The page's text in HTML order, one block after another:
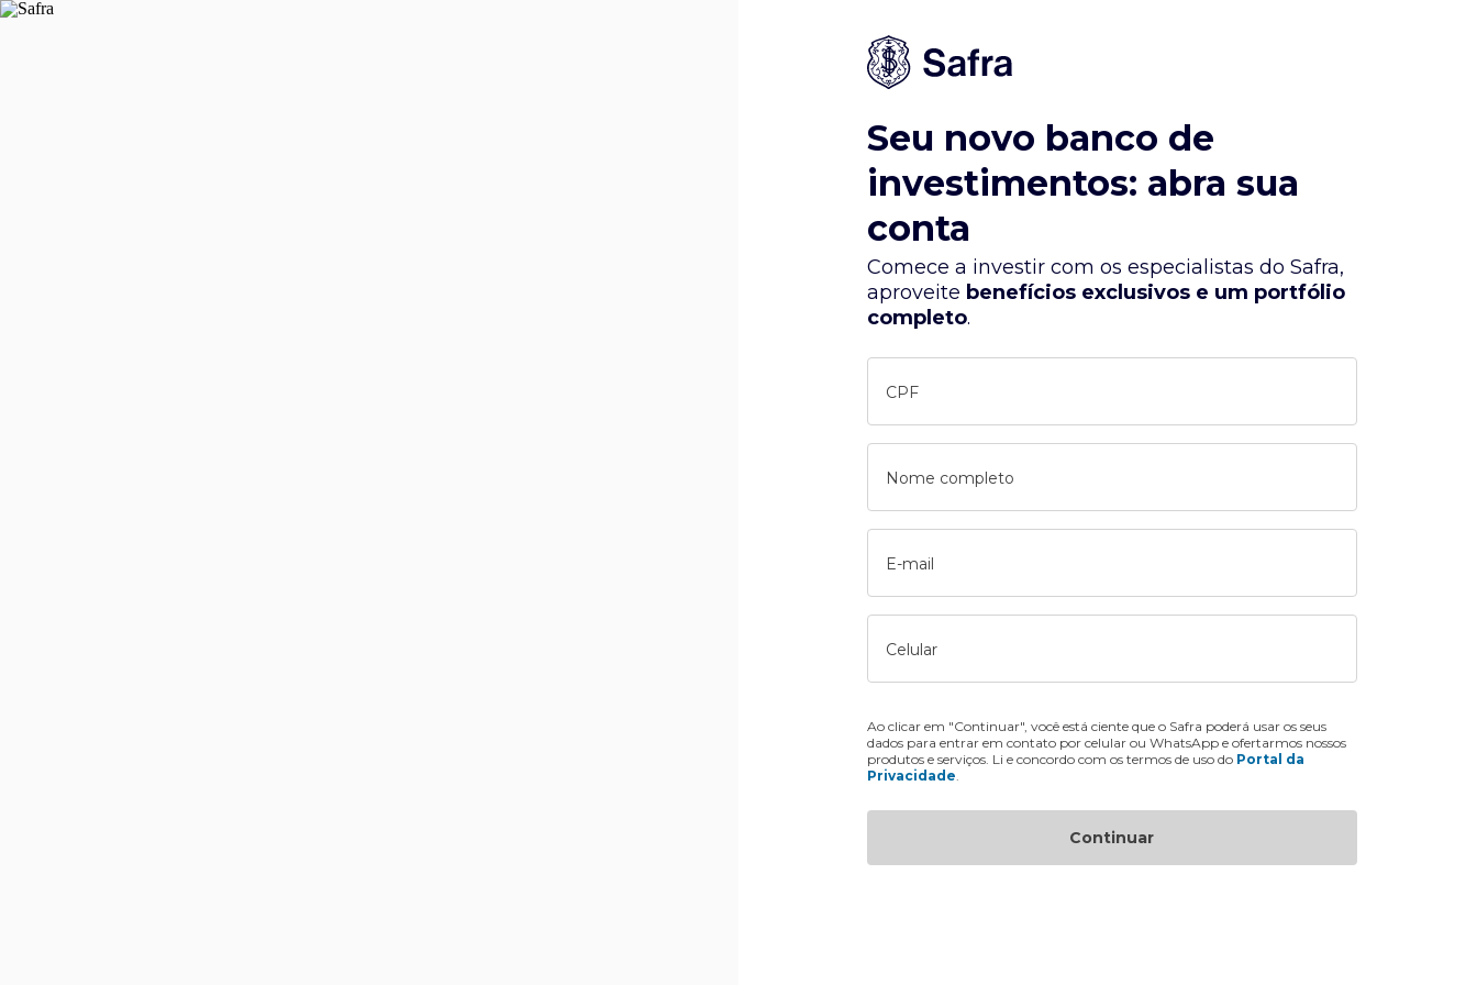
Seu novo banco de
investimentos: abra sua
conta
Comece a investir com os especialistas do Safra,
aproveite benefícios exclusivos e um portfólio
completo.
CPF
Nome completo
E-mail
Celular
Ao clicar em "Continuar", você está ciente que o Safra poderá usar os seus
dados para entrar em contato por celular ou WhatsApp e ofertarmos nossos
produtos e serviços. Li e concordo com os termos de uso do Portal da
Privacidade
Continuar